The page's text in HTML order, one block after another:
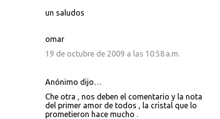
un saludos
omar
19 de octubre de 2009 a las 10:58 a.m.
Anónimo dijo…
Che otra , nos deben el comentario y la nota
del primer amor de todos , la cristal que lo
prometieron hace mucho .